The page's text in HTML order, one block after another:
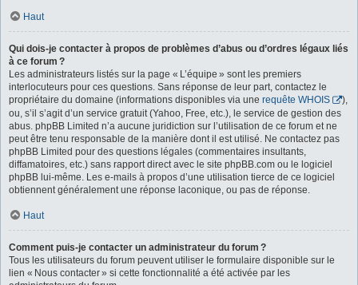
Haut
Qui dois-je contacter à propos de problèmes d’abus ou d’ordres légaux liés
à ce forum ?
Les administrateurs listés sur la page « L’équipe » sont les premiers
interlocuteurs pour ces questions. Sans réponse de leur part, contactez le
propriétaire du domaine (informations disponibles via une requête WHOIS
),
ou, s’il s’agit d’un service gratuit (Yahoo, Free, etc.), le service de gestion des
abus. phpBB Limited n’a aucune juridiction sur l’utilisation de ce forum et ne
peut être tenu responsable de la manière dont il est utilisé. Ne contactez pas
phpBB Limited pour des questions légales (commentaires insultants,
diffamatoires, etc.) sans rapport direct avec le site phpBB.com ou le logiciel
phpBB lui-même. Les e-mails à propos d’une utilisation tierce de ce logiciel
obtiennent généralement une réponse laconique, ou pas de réponse.
Haut
Comment puis-je contacter un administrateur du forum ?
Tous les utilisateurs du forum peuvent utiliser le formulaire disponible sur le
lien « Nous contacter » si cette fonctionnalité a été activée par les